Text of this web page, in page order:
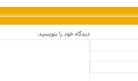
دیدگاه خود را بنویسید: